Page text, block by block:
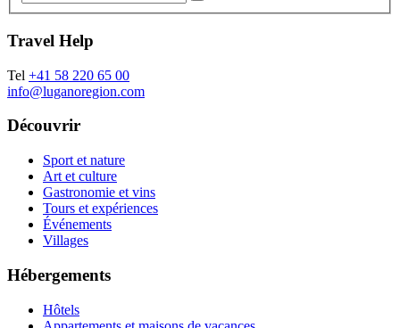
Travel Help
Tel +41 58 220 65 00
info@luganoregion.com
Découvrir
Sport et nature
Art et culture
Gastronomie et vins
Tours et expériences
Événements
Villages
Hébergements
Hôtels